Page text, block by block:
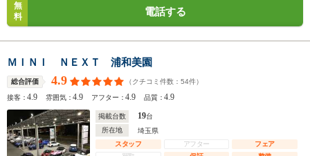
無
料
電話する
ＭＩＮＩ ＮＥＸＴ 浦和美園
総合評価 4.9 （クチコミ件数： 54件）
接客：4.9 雰囲気：4.9 アフター：4.9 品質：4.9
掲載台数 19台
所在地
埼玉県
スタッフ
アフター
フェア